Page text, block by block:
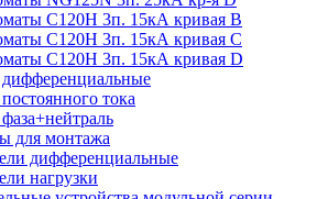
С120Н 3п. 15кА кривая B
С120Н 3п. 15кА кривая C
С120Н 3п. 15кА кривая D
тока
для монтажа
дифференциальные
нагрузки